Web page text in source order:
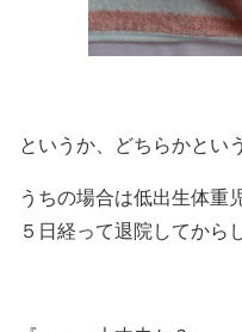
というか、どちらかという
うちの場合は低出生体重
５日経って退院してから